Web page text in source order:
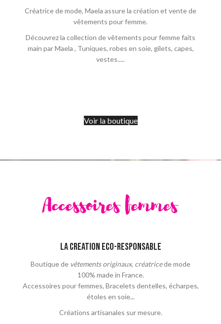
Créatrice de mode, Maela assure la création et vente de
vêtements pour femme.
Découvrez la collection de vêtements pour femme faits
main par Maela , Tuniques, robes en soie, gilets, capes,
vestes.....
Voir la boutique
LA CREATION ECO-RESPONSABLE
Boutique de vêtements originaux, créatricede mode
100% made in France.
Accessoires pour femmes, Bracelets dentelles, écharpes,
étoles en soie...
Créations artisanales sur mesure.